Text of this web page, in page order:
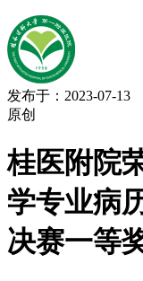
发布于：2023-07-13
原创
桂医附院
学专业病
决赛一等